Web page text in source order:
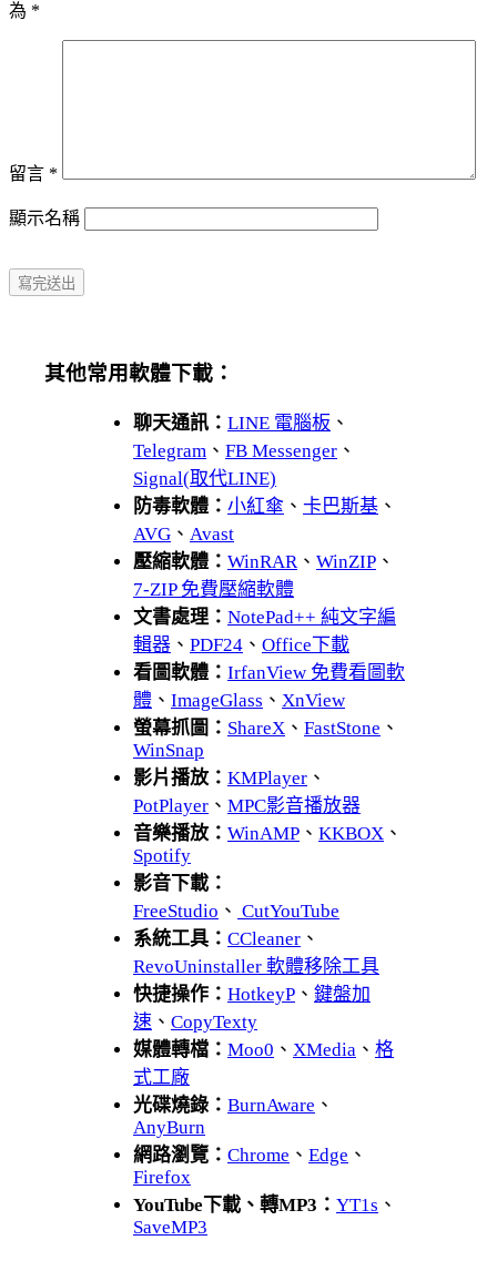
為 *
留言 *
顯示名稱
其他常用軟體下載：
聊天通訊： LINE 電腦板 、
Telegram 、 FB Messenger 、
Signal(取代LINE)
防毒軟體： 小紅傘 、 卡巴斯基 、
AVG 、 Avast
壓縮軟體： WinRAR 、 WinZIP 、
7-ZIP 免費壓縮軟體
文書處理： NotePad++ 純文字編
輯器 、 PDF24 、 Office下載
看圖軟體： IrfanView 免費看圖軟
體 、 ImageGlass 、 XnView
螢幕抓圖： ShareX 、 FastStone 、
WinSnap
影片播放： KMPlayer 、
PotPlayer 、 MPC影音播放器
音樂播放： WinAMP 、 KKBOX 、
Spotify
影音下載：
FreeStudio 、 CutYouTube
系統工具： CCleaner 、
RevoUninstaller 軟體移除工具
快捷操作： HotkeyP 、 鍵盤加
速 、 CopyTexty
媒體轉檔： Moo0 、 XMedia 、 格
式工廠
光碟燒錄： BurnAware 、
AnyBurn
網路瀏覽： Chrome 、 Edge 、
Firefox
YouTube下載、轉MP3： YT1s 、
SaveMP3